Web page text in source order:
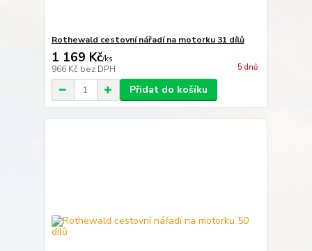
Rothewald cestovní nářadí na motorku 31 dílů
1 169 Kč/ks
966 Kč bez DPH 5 dnů
Přidat do košíku